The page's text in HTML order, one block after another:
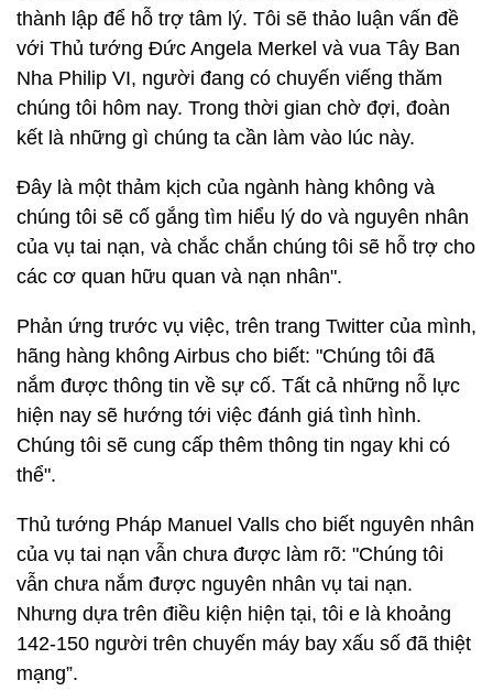
thành lập để hỗ trợ tâm lý. Tôi sẽ thảo luận vấn đề
với Thủ tướng Đức Angela Merkel và vua Tây Ban
Nha Philip VI, người đang có chuyến viếng thăm
chúng tôi hôm nay. Trong thời gian chờ đợi, đoàn
kết là những gì chúng ta cần làm vào lúc này.
Đây là một thảm kịch của ngành hàng không và
chúng tôi sẽ cố gắng tìm hiểu lý do và nguyên nhân
của vụ tai nạn, và chắc chắn chúng tôi sẽ hỗ trợ cho
các cơ quan hữu quan và nạn nhân".
Phản ứng trước vụ việc, trên trang Twitter của mình,
hãng hàng không Airbus cho biết: "Chúng tôi đã
nắm được thông tin về sự cố. Tất cả những nỗ lực
hiện nay sẽ hướng tới việc đánh giá tình hình.
Chúng tôi sẽ cung cấp thêm thông tin ngay khi có
thể".
Thủ tướng Pháp Manuel Valls cho biết nguyên nhân
của vụ tai nạn vẫn chưa được làm rõ: "Chúng tôi
vẫn chưa nắm được nguyên nhân vụ tai nạn.
Nhưng dựa trên điều kiện hiện tại, tôi e là khoảng
142-150 người trên chuyến máy bay xấu số đã thiệt
mạng”.